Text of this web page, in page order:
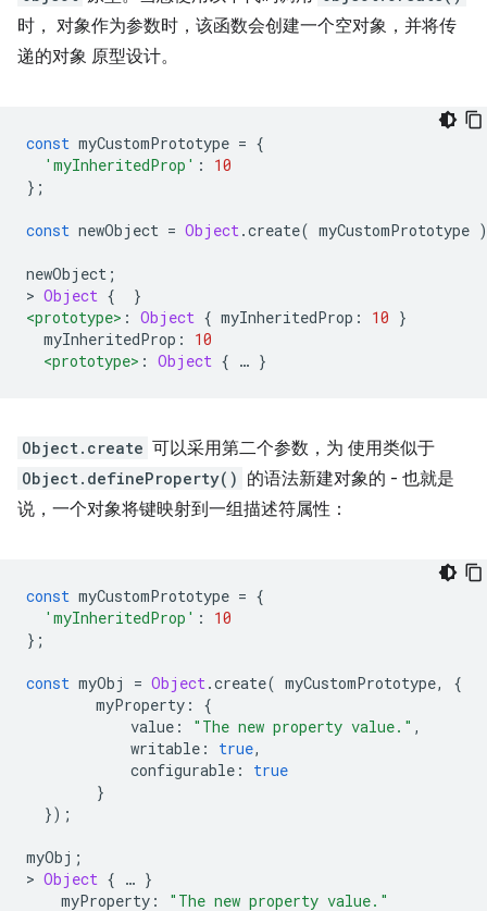
时， 对象作为参数时，该函数会创建一个空对象，并将传
递的对象 原型设计。
const myCustomPrototype = {
'myInheritedProp' :
10
};
const newObject = Object.create( myCustomPrototype
newObject ;
> Object {
}
<prototype> : Object { myInheritedProp : 10 }
myInheritedProp :
10
<prototype> : Object { … }
Object.create 可以采用第二个参数，为 使用类似于
Object.defineProperty() 的语法新建对象的 - 也就是
说，一个对象将键映射到一组描述符属性：
const myCustomPrototype = {
'myInheritedProp' :
10
};
const myObj = Object.create( myCustomPrototype,
{
myProperty :
{
value : "The new property value." ,
writable : true,
configurable :
true
}
});
myObj ;
> Object { … }
myProperty :
"The new property value."